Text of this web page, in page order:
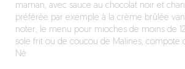
maman, avec sauce au chocolat noir et
préférée par exemple à la crème brûlée
noter, le menu pour mioches de moins de
sole frit ou de coucou de Malines,
Né